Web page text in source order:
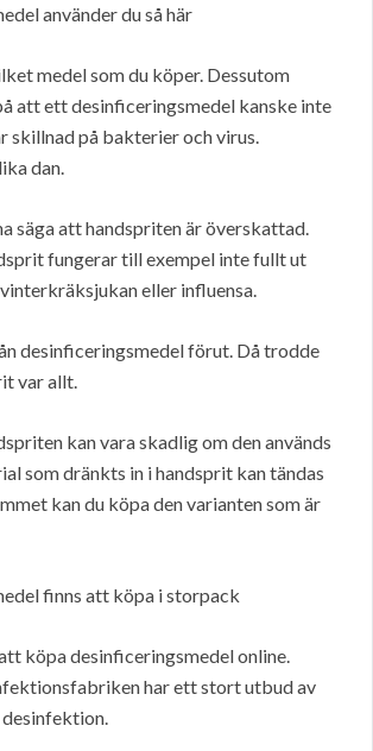
använder du så här
medel som du köper. Dessutom
att ett desinficeringsmedel kanske inte
skillnad på bakterier och virus.
dan.
säga att handspriten är överskattad.
fungerar till exempel inte fullt ut
eller influensa.
desinficeringsmedel förut. Då trodde
var allt.
kan vara skadlig om den används
som dränkts in i handsprit kan tändas
kan du köpa den varianten som är
finns att köpa i storpack
köpa desinficeringsmedel online.
har ett stort utbud av